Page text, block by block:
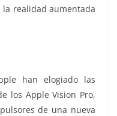
realidad aumentada
han elogiado las
los Apple Vision Pro,
de una nueva